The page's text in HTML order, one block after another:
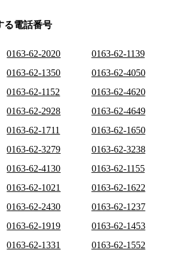
る電話番号
0163-62-2020
0163-62-1139
0163-62-1350
0163-62-4050
0163-62-1152
0163-62-4620
0163-62-2928
0163-62-4649
0163-62-1711
0163-62-1650
0163-62-3279
0163-62-3238
0163-62-4130
0163-62-1155
0163-62-1021
0163-62-1622
0163-62-2430
0163-62-1237
0163-62-1919
0163-62-1453
0163-62-1331
0163-62-1552